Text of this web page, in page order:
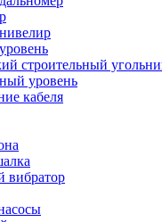
строительный
уровень
кабеля
вибратор